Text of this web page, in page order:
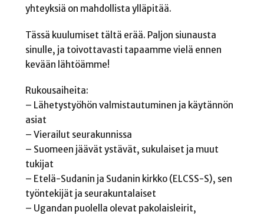
yhteyksiä on mahdollista ylläpitää.
Tässä kuulumiset tältä erää. Paljon siunausta
sinulle, ja toivottavasti tapaamme vielä ennen
kevään lähtöämme!
Rukousaiheita:
– Lähetystyöhön valmistautuminen ja käytännön
asiat
– Vierailut seurakunnissa
– Suomeen jäävät ystävät, sukulaiset ja muut
tukijat
– Etelä-Sudanin ja Sudanin kirkko (ELCSS-S), sen
työntekijät ja seurakuntalaiset
– Ugandan puolella olevat pakolaisleirit,